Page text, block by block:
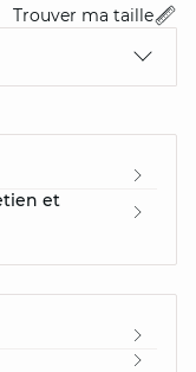
Trouver ma taille
et